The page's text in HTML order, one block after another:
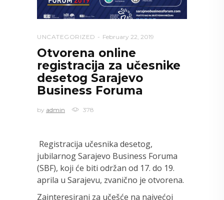
UNCATEGORIZED February 22, 2019
Otvorena online
registracija za učesnike
desetog Sarajevo
Business Foruma
by admin 378
Registracija učesnika desetog,
jubilarnog Sarajevo Business Foruma
(SBF), koji će biti održan od 17. do 19.
aprila u Sarajevu, zvanično je otvorena.
Zainteresirani za učešće na najvećoj